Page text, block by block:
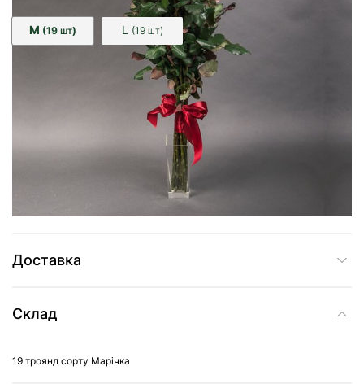
M (19 ШТ) L (19 ШТ)
Додати до кошика
Купити в один клік
Доставка
Склад
19 троянд сорту Марічка